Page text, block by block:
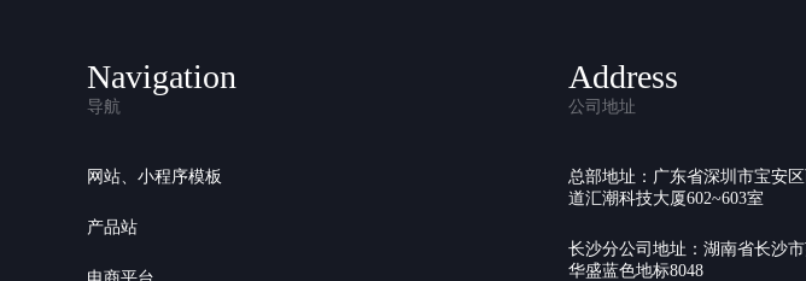
Navigation
导航
网站、小程序模板
产品站
Address
公司地址
总部地址：广东省深圳市宝安
道汇潮科技大厦602~603室
长沙分公司地址：湖南省长沙
华盛蓝色地标8048